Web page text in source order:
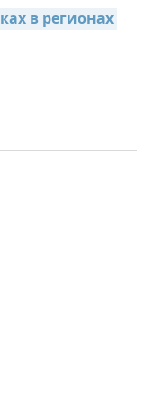
в регионах